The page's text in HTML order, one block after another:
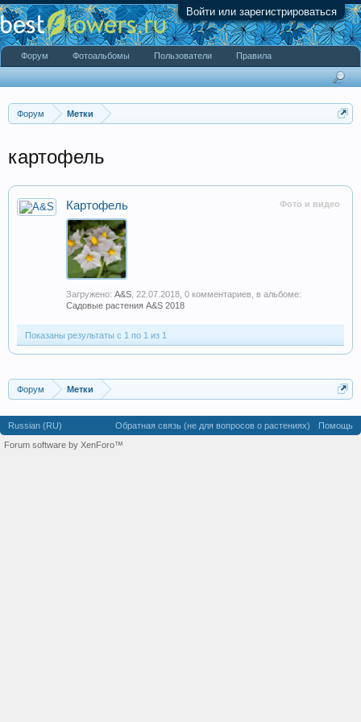
Войти или зарегистрироваться
Форум Метки
картофель
Фото и видео
Картофель
Загружено: A&S 22.07.2018 , 0 комментариев, в альбоме:
Садовые растения A&S 2018
Показаны результаты с 1 по 1 из 1
Форум Метки
Форум Фотоальбомы Пользователи Правила
Russian (RU) Обратная связь (не для вопросов о растениях)
Помощь
Forum software by XenForo™